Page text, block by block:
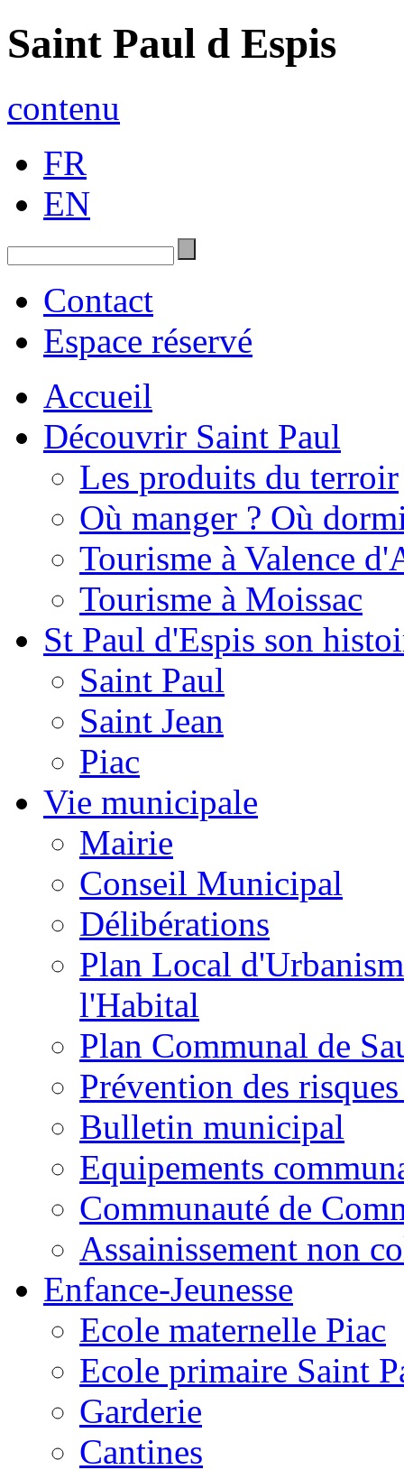
Saint Paul d Espis
contenu
FR
EN
Contact
Espace réservé
Accueil
Découvrir Saint Paul
Les produits du terroir
Où manger ? Où
Tourisme à Valence
Tourisme à Moissac
St Paul d'Espis son
Saint Paul
Saint Jean
Piac
Vie municipale
Mairie
Conseil Municipal
Délibérations
Plan Local
l'Habital
Plan Communal de
Prévention des
Bulletin municipal
Equipements
Communauté de
Assainissement non
Enfance-Jeunesse
Ecole maternelle Piac
Ecole primaire Saint
Garderie
Cantines